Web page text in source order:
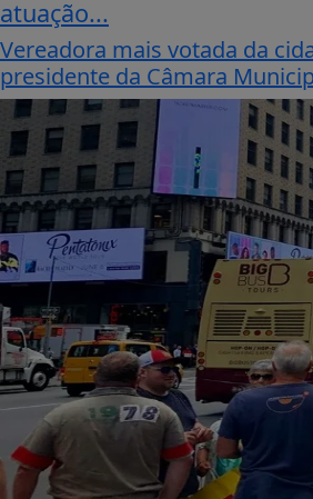
atuação...
Vereadora mais votada da
presidente da Câmara